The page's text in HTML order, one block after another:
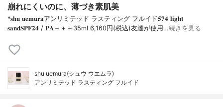
崩れにくいのに、薄づき素肌美
*𝐬𝐡𝐮 𝐮𝐞𝐦𝐮𝐫𝐚アンリミテッド ラスティング フルイド𝟓𝟕𝟒 𝐥𝐢𝐠𝐡𝐭
𝐬𝐚𝐧𝐝𝐒𝐏𝐅𝟐𝟒 / 𝐏𝐀＋＋＋⁡35ml 6,160円(税込)⁡友達が使用…続きを見る
shu uemura(シュウ ウエムラ)
アンリミテッド ラスティング フルイド